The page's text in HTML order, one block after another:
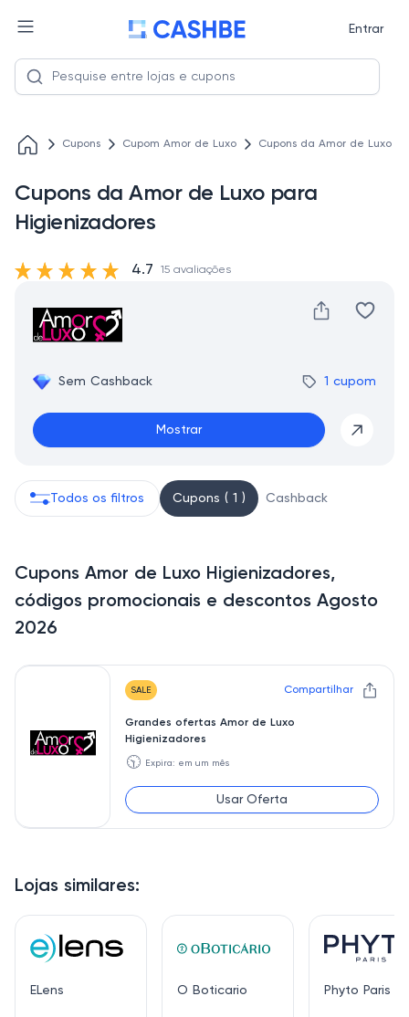
Entrar
Cupons Cupom Amor de Luxo Cupons da Amor de Luxo
Cupons da Amor de Luxo para
Higienizadores
Sem Cashback 1 cupom
Mostrar
4.7 15 avaliações
Lojas similares:
ELens O Boticario Phyto Paris
Todos os filtros Cupons ( 1 ) Cashback
Cupons Amor de Luxo Higienizadores,
códigos promocionais e descontos Agosto
2026
SALE Compartilhar
Grandes ofertas Amor de Luxo
Higienizadores
🕥 Expira: em um mês
Usar Oferta